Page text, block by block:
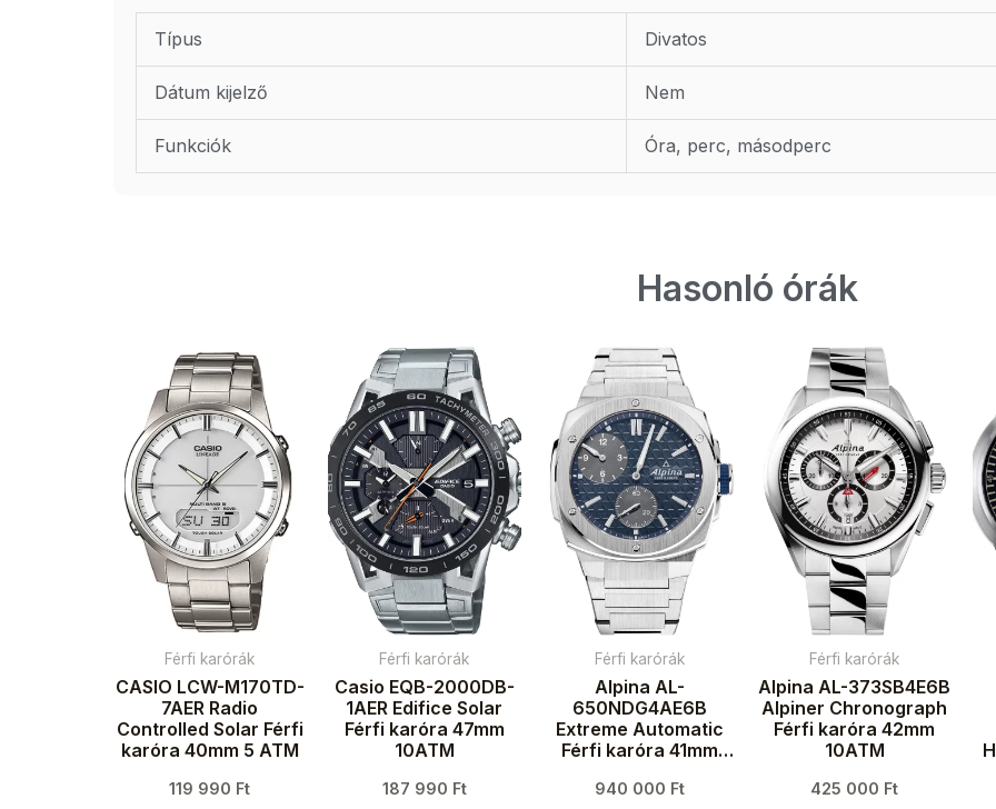
Típus Divatos
Dátum kijelző Nem
Funkciók Óra, perc, másodperc
Hasonló órák
Férfi karórák
CASIO LCW-M170TD-
7AER Radio
Controlled Solar Férfi
karóra 40mm 5 ATM
119 990 Ft
Férfi karórák
Casio EQB-2000DB-
1AER Edifice Solar
Férfi karóra 47mm
10ATM
187 990 Ft
Férfi karórák
Alpina AL-
650NDG4AE6B
Extreme Automatic
Férfi karóra 41mm
940 000 Ft
Férfi karórák
Alpina AL-373SB4E6B
Alpiner Chronograph
Férfi karóra 42mm
10ATM
425 000 Ft